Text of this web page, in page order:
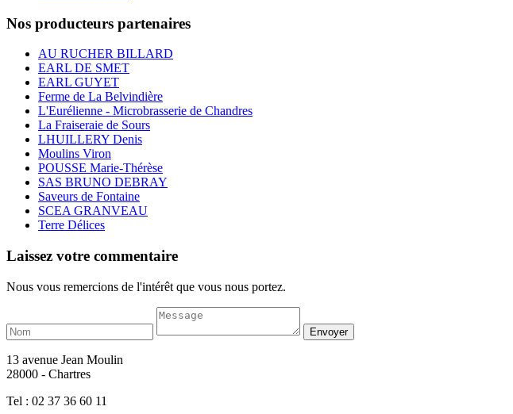
Nos producteurs partenaires
AU RUCHER BILLARD
EARL DE SMET
EARL GUYET
Ferme de La Belvindière
L'Eurélienne - Microbrasserie de Chandres
La Fraiseraie de Sours
LHUILLERY Denis
Moulins Viron
POUSSE Marie-Thérèse
SAS BRUNO DEBRAY
Saveurs de Fontaine
SCEA GRANVEAU
Terre Délices
Laissez votre commentaire
Nous vous remercions de l'intérêt que vous nous portez.
13 avenue Jean Moulin
28000 - Chartres
Tel : 02 37 36 60 11